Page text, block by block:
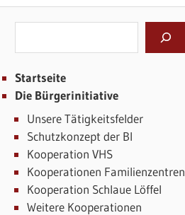
Startseite
Die Bürgerinitiative
Unsere Tätigkeitsfelder
Schutzkonzept der BI
Kooperation VHS
Kooperationen Familienzentren
Kooperation Schlaue Löffel
Weitere Kooperationen